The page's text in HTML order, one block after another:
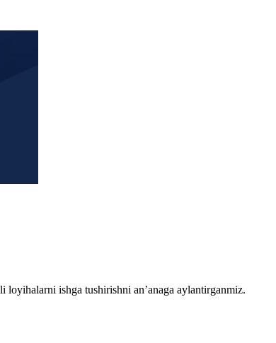
ishga tushirishni an’anaga aylantirganmiz.